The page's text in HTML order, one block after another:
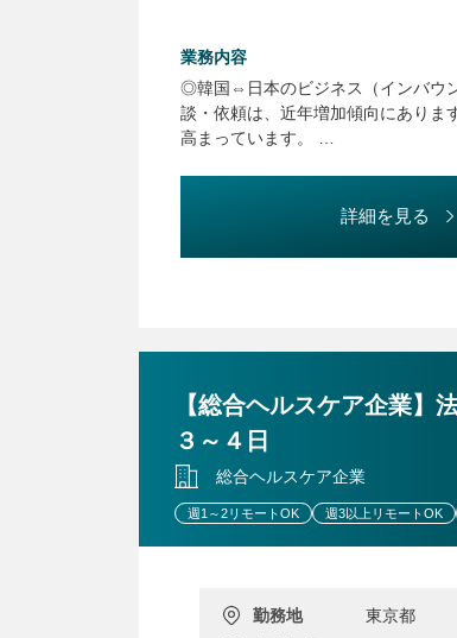
業務内容
◎韓国⇔日本のビジネス（インバウ
談・依頼は、近年増加傾向にありま
高まっています。
＊大手の法律事務所に所属するも
など、現状のご自身の境遇を打開
※専門分野のチームリーダーを務め
迎します。
※これまで、顧客層の多い個人・中
結果、上場企業をはじめとする大企
詳細を見る
【総合ヘルスケア企業】
３～４日
総合ヘルスケア企業
週1～2リモートOK 週3以上リモートOK
勤務地
東京都